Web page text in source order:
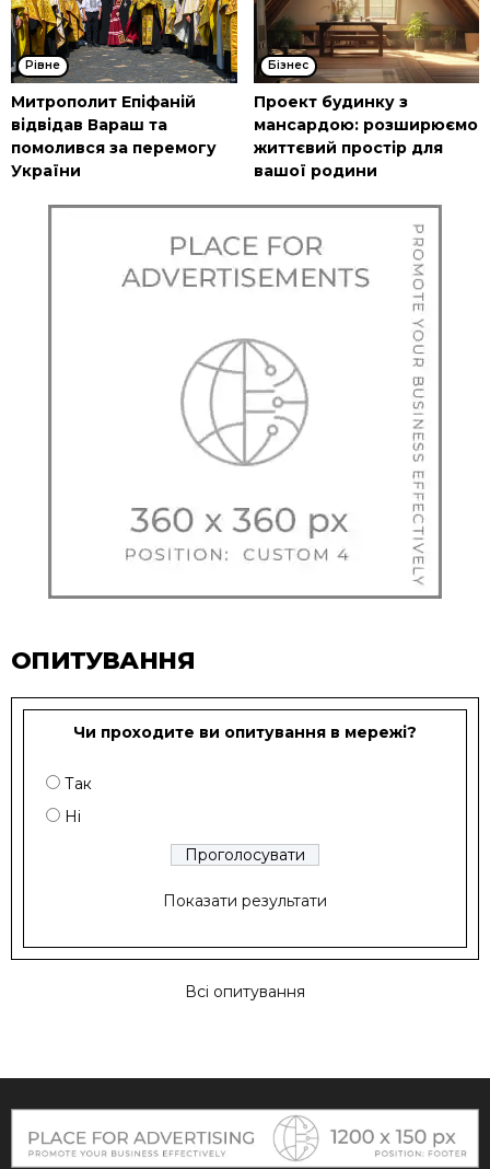
Рівне
Митрополит Епіфаній
відвідав Вараш та
помолився за перемогу
України
Бізнес
Проект будинку з
мансардою: розширюємо
життєвий простір для
вашої родини
ОПИТУВАННЯ
Чи проходите ви опитування в мережі?
Так
Ні
Показати результати
Всі опитування